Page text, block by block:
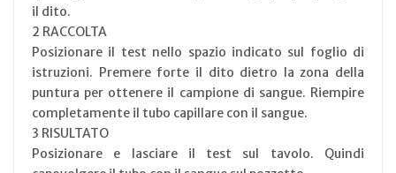
il dito.
2 RACCOLTA
Posizionare il test nello spazio indicato sul foglio di
istruzioni. Premere forte il dito dietro la zona della
puntura per ottenere il campione di sangue. Riempire
completamente il tubo capillare con il sangue.
3 RISULTATO
Posizionare e lasciare il test sul tavolo. Quindi